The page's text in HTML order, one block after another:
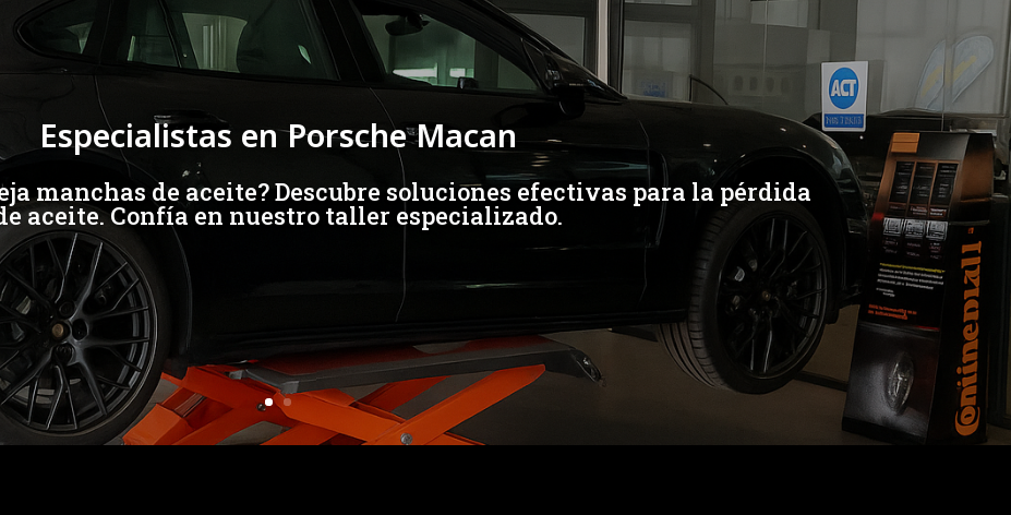
Especialistas en Porsche Macan
manchas de aceite? Descubre soluciones efectivas para la pérdida
aceite. Confía en nuestro taller especializado.